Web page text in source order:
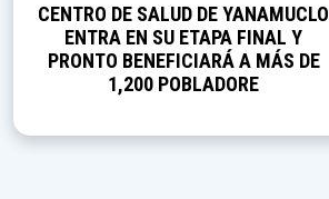
CENTRO DE SALUD DE YANAMUCLO
ENTRA EN SU ETAPA FINAL Y
PRONTO BENEFICIARÁ A MÁS DE
1,200 POBLADORE